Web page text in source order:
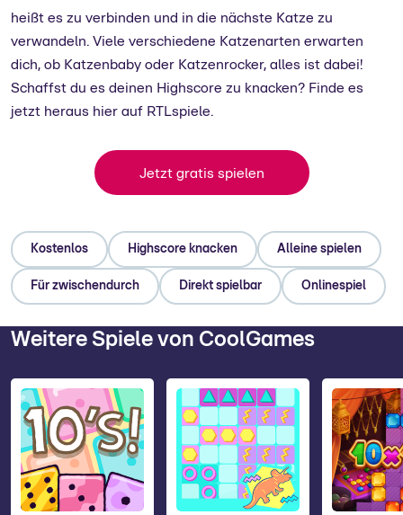
heißt es zu verbinden und in die nächste Katze zu
verwandeln. Viele verschiedene Katzenarten erwarten
dich, ob Katzenbaby oder Katzenrocker, alles ist dabei!
Schaffst du es deinen Highscore zu knacken? Finde es
jetzt heraus hier auf RTLspiele.
Jetzt gratis spielen
Kostenlos Highscore knacken Alleine spielen
Für zwischendurch Direkt spielbar Onlinespiel
Weitere Spiele von CoolGames